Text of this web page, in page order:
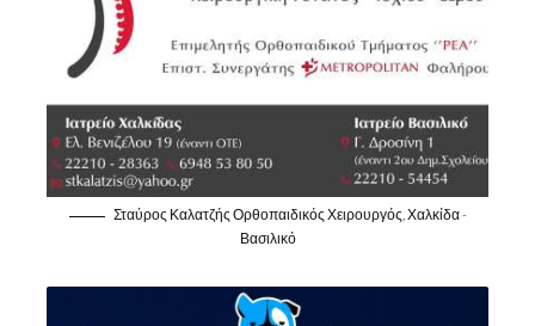
Σταύρος Καλατζής Ορθοπαιδικός Χειρουργός, Χαλκίδα -
Βασιλικό